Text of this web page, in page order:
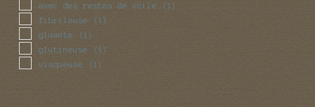
avec des restes de voile (1)
fibrileuse (1)
gluante (1)
glutineuse (1)
visqueuse (1)